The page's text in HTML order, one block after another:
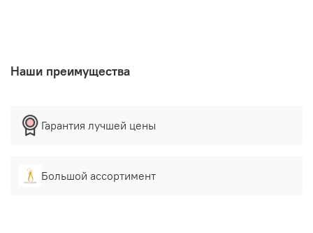
Наши преимущества
Гарантия лучшей цены
Большой ассортимент